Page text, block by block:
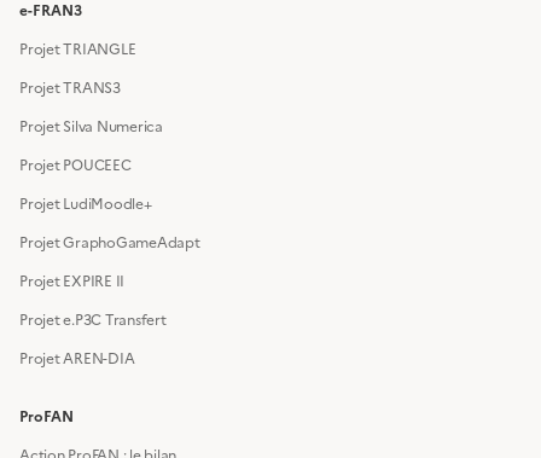
e-FRAN3
Projet TRIANGLE
Projet TRANS3
Projet Silva Numerica
Projet POUCEEC
Projet LudiMoodle+
Projet GraphoGameAdapt
Projet EXPIRE II
Projet e.P3C Transfert
Projet AREN-DIA
ProFAN